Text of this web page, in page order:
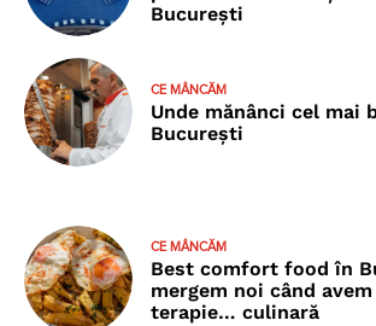
București
CE MÂNCĂM
Unde mănânci cel mai
București
CE MÂNCĂM
Best comfort food în
mergem noi când
terapie… culinară